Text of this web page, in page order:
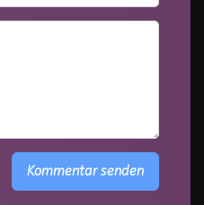
Kommentar senden